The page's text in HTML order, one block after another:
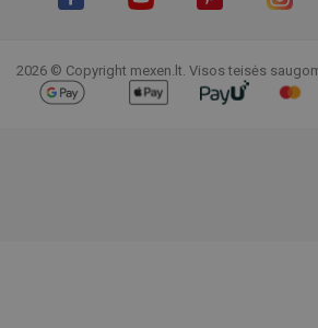
2026 © Copyright mexen.lt. Visos teisės